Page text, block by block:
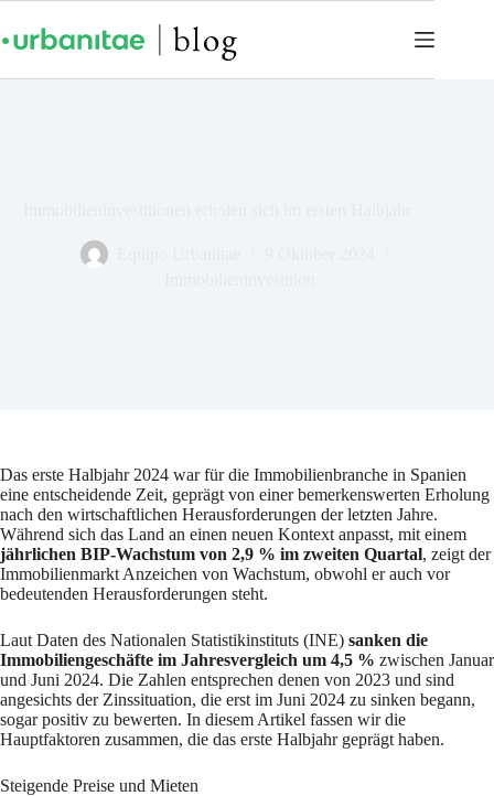
Das erste Halbjahr 2024 war für die Immobilienbranche in Spanien
eine entscheidende Zeit, geprägt von einer bemerkenswerten Erholung
nach den wirtschaftlichen Herausforderungen der letzten Jahre.
Während sich das Land an einen neuen Kontext anpasst, mit einem
jährlichen BIP-Wachstum von 2,9 % im zweiten Quartal, zeigt der
Immobilienmarkt Anzeichen von Wachstum, obwohl er auch vor
bedeutenden Herausforderungen steht.
Laut Daten des Nationalen Statistikinstituts (INE) sanken die
Immobiliengeschäfte im Jahresvergleich um 4,5 % zwischen Januar
und Juni 2024. Die Zahlen entsprechen denen von 2023 und sind
angesichts der Zinssituation, die erst im Juni 2024 zu sinken begann,
sogar positiv zu bewerten. In diesem Artikel fassen wir die
Hauptfaktoren zusammen, die das erste Halbjahr geprägt haben.
Steigende Preise und Mieten